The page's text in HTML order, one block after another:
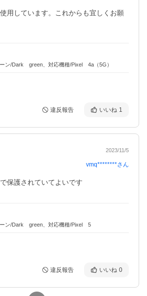
用しています。これからも宜しくお願
ン/Dark green、対応機種/Pixel 4a（5G）
違反報告 いいね 1
2023/11/5
vmq********さん
保護されていてよいです
ーン/Dark green、対応機種/Pixel 5
違反報告 いいね 0